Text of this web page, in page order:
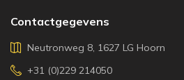
Contactgegevens
Neutronweg 8, 1627 LG Hoorn
+31 (0)229 214050